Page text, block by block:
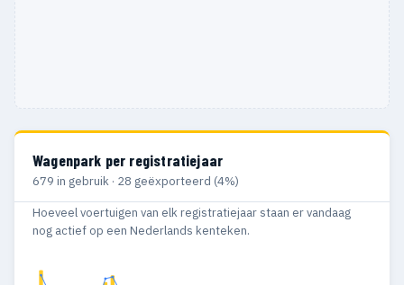
Wagenpark per registratiejaar
679 in gebruik · 28 geëxporteerd (4%)
Hoeveel voertuigen van elk registratiejaar staan er vandaag
nog actief op een Nederlands kenteken.